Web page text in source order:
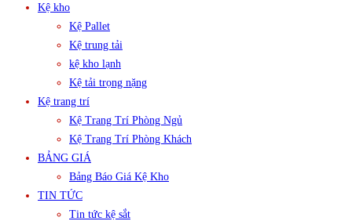
Kệ kho
Kệ Pallet
Kệ trung tải
kệ kho lạnh
Kệ tải trọng nặng
Kệ trang trí
Kệ Trang Trí Phòng Ngủ
Kệ Trang Trí Phòng Khách
BẢNG GIÁ
Bảng Báo Giá Kệ Kho
TIN TỨC
Tin tức kệ sắt